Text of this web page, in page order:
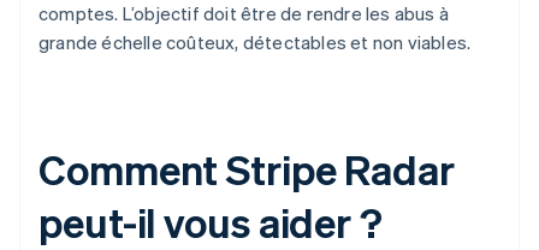
comptes. L’objectif doit être de rendre les abus à
grande échelle coûteux, détectables et non viables.
Comment Stripe Radar
peut-il vous aider ?